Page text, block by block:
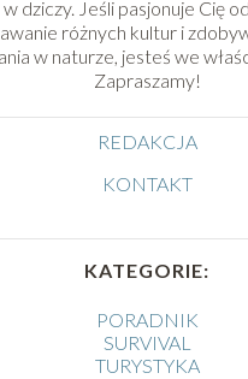
dziczy. Jeśli pasjonuje Cię
różnych kultur i
w naturze, jesteś we
Zapraszamy!
REDAKCJA
KONTAKT
KATEGORIE:
PORADNIK
SURVIVAL
TURYSTYKA